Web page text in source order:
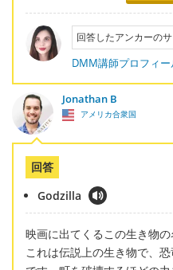
回答したアンカーのサ
DMM講師プロフィー
Jonathan B
アメリカ合衆国
回答
Godzilla
映画に出てくるこの生き物
これは伝説上の生き物で、